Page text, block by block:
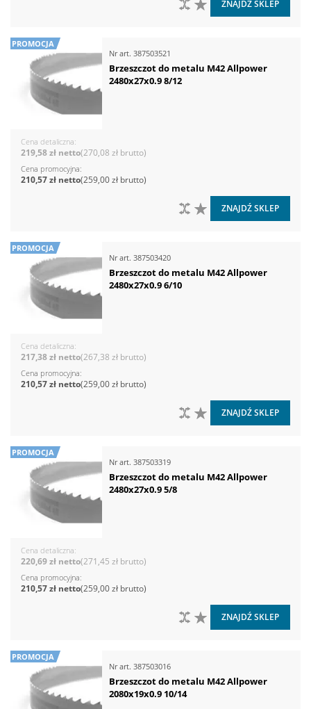
DO LISTY ŻYCZEŃ
DO PORÓWNANIA
ZNAJDŹ SKLEP
PROMOCJA
Nr art. 387503521
Brzeszczot do metalu M42 Allpower
2480x27x0.9 8/12
Cena detaliczna
270,08 zł
219,58 zł
Cena promocyjna
259,00 zł
210,57 zł
DO LISTY ŻYCZEŃ
DO PORÓWNANIA
ZNAJDŹ SKLEP
PROMOCJA
Nr art. 387503420
Brzeszczot do metalu M42 Allpower
2480x27x0.9 6/10
Cena detaliczna
267,38 zł
217,38 zł
Cena promocyjna
259,00 zł
210,57 zł
DO LISTY ŻYCZEŃ
DO PORÓWNANIA
ZNAJDŹ SKLEP
PROMOCJA
Nr art. 387503319
Brzeszczot do metalu M42 Allpower
2480x27x0.9 5/8
Cena detaliczna
271,45 zł
220,69 zł
Cena promocyjna
259,00 zł
210,57 zł
DO LISTY ŻYCZEŃ
DO PORÓWNANIA
ZNAJDŹ SKLEP
PROMOCJA
Nr art. 387503016
Brzeszczot do metalu M42 Allpower
2080x19x0.9 10/14